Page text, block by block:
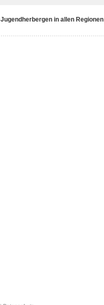
Jugendherbergen in allen Regionen